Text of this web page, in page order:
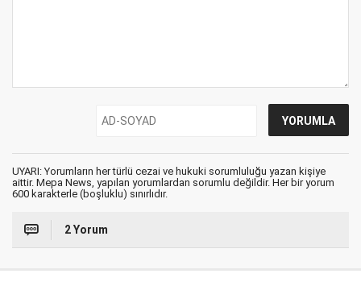
UYARI: Yorumların her türlü cezai ve hukuki sorumluluğu yazan kişiye
aittir. Mepa News, yapılan yorumlardan sorumlu değildir. Her bir yorum
600 karakterle (boşluklu) sınırlıdır.
2 Yorum